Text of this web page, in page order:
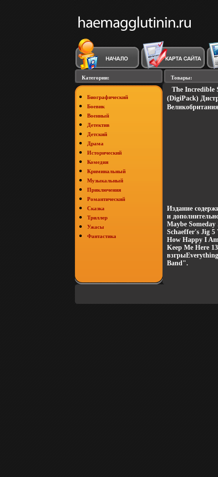
Категории:
Биографический
Боевик
Военный
Детектив
Детский
Драма
Исторический
Комедия
Криминальный
Музыкальный
Приключения
Романтический
Сказка
Триллер
Ужасы
Фантастика
Товары:
The
(DigiPack)
Издание
и
Maybe
Schaeffer's Jig 5
How Happy I
Keep Me Here
Band".